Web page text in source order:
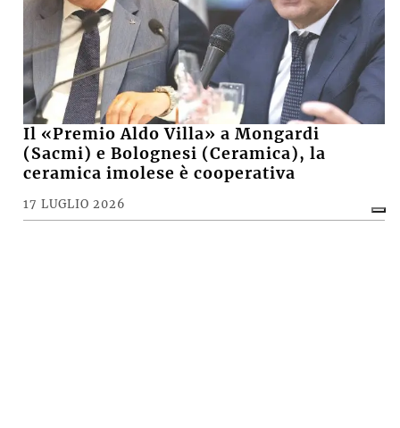
Il «Premio Aldo Villa» a Mongardi
(Sacmi) e Bolognesi (Ceramica), la
ceramica imolese è cooperativa
17 LUGLIO 2026